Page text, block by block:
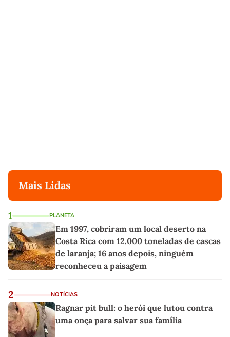
Mais Lidas
1 PLANETA
Em 1997, cobriram um local deserto na
Costa Rica com 12.000 toneladas de cascas
de laranja; 16 anos depois, ninguém
reconheceu a paisagem
2 NOTÍCIAS
Ragnar pit bull: o herói que lutou contra
uma onça para salvar sua família